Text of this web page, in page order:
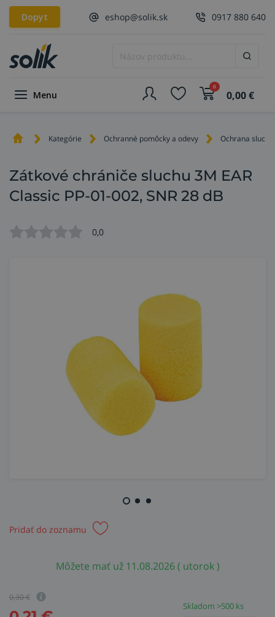
Dopyt eshop@solik.sk 0917 880 640
Menu
0
0,00€
Kategórie Ochranné pomôcky a odevy Ochrana sluchu
Zátkové chrániče sluchu 3M EAR
Classic PP-01-002, SNR 28 dB
0,0
Pridať do zoznamu
Môžete mať už 11.08.2026 ( utorok )
0,30€
Skladom >500 ks